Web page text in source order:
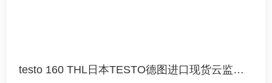
testo 160 THL日本TESTO德图进口现货云监控记录仪